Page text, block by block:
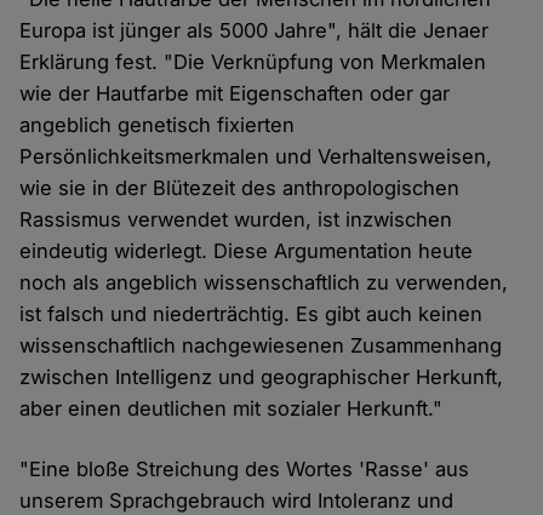
Europa ist jünger als 5000 Jahre", hält die Jenaer
Erklärung fest. "Die Verknüpfung von Merkmalen
wie der Hautfarbe mit Eigenschaften oder gar
angeblich genetisch fixierten
Persönlichkeitsmerkmalen und Verhaltensweisen,
wie sie in der Blütezeit des anthropologischen
Rassismus verwendet wurden, ist inzwischen
eindeutig widerlegt. Diese Argumentation heute
noch als angeblich wissenschaftlich zu verwenden,
ist falsch und niederträchtig. Es gibt auch keinen
wissenschaftlich nachgewiesenen Zusammenhang
zwischen Intelligenz und geographischer Herkunft,
aber einen deutlichen mit sozialer Herkunft."
"Eine bloße Streichung des Wortes 'Rasse' aus
unserem Sprachgebrauch wird Intoleranz und